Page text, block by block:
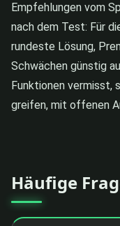
Empfehlungen vom
nach dem Test: Für
rundeste Lösung,
Schwächen günstig
Funktionen vermisst,
greifen, mit offenen
Häufige